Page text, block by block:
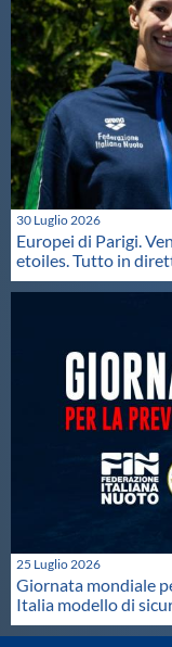
30 Luglio 2026
Europei di Parigi.
etoiles. Tutto in
25 Luglio 2026
Giornata mondiale
Italia modello di